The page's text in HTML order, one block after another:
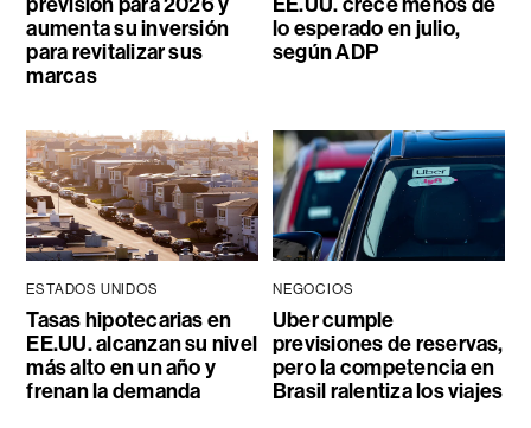
aumenta su inversión
para revitalizar sus
marcas
lo esperado en julio,
según ADP
ESTADOS UNIDOS
Tasas hipotecarias en
EE.UU. alcanzan su nivel
más alto en un año y
frenan la demanda
NEGOCIOS
Uber cumple
previsiones de reservas,
pero la competencia en
Brasil ralentiza los viajes